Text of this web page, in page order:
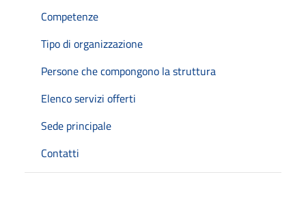
Competenze
Tipo di organizzazione
Persone che compongono la struttura
Elenco servizi offerti
Sede principale
Contatti